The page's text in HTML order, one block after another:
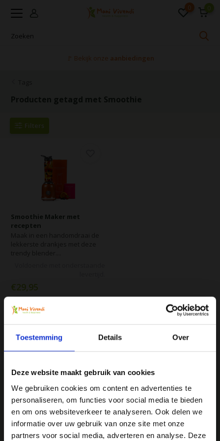
Toestemming Details Over
Deze website maakt gebruik van cookies
We gebruiken cookies om content en advertenties te
personaliseren, om functies voor social media te bieden
en om ons websiteverkeer te analyseren. Ook delen we
informatie over uw gebruik van onze site met onze
partners voor social media, adverteren en analyse. Deze
0 0
🚩 Bekijk onze aanbiedingen
Producten getagd met Smoothie
Filters
Smoothie Maker met
recepten
Vergelijk
€29,95
We♥health & happiness
Mani Vivendi gezondheidsproducten: Net dat
beetje extra!
Ja, ik wil 5% korting op mijn
volgende bestelling!